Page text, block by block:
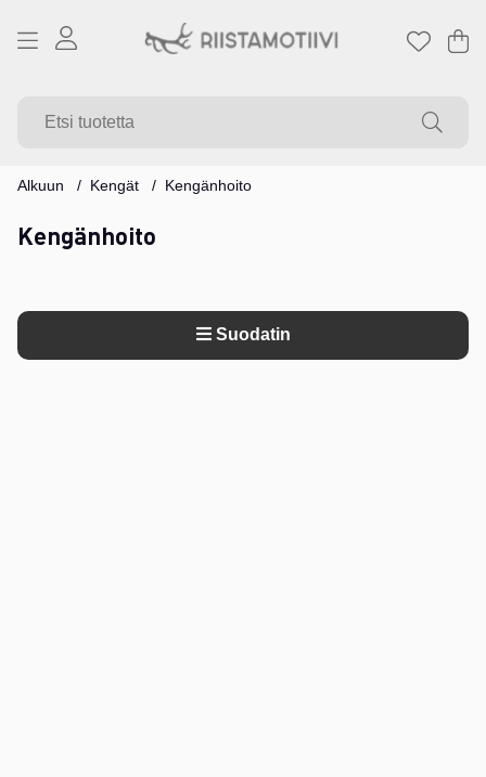
.
Alkuun Kengät Kengänhoito
Kengänhoito
Suodatin